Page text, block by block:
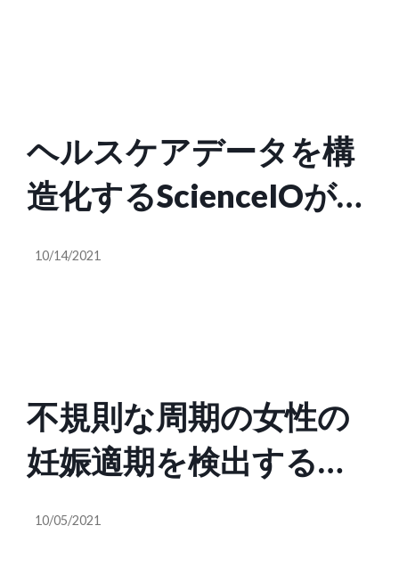
ヘルスケアデータを構
造化するScienceIOがス
テルス状態から脱出
10/14/2021
不規則な周期の女性の
妊娠適期を検出する家
庭用キット開発のOova
10/05/2021